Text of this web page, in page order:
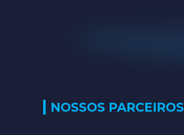
NOSSOS PARCEIROS